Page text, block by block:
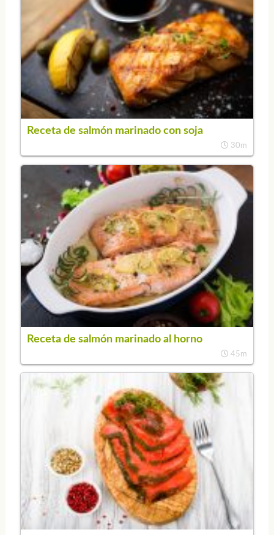
Receta de salmón marinado con soja
30m
Receta de salmón marinado al horno
45m